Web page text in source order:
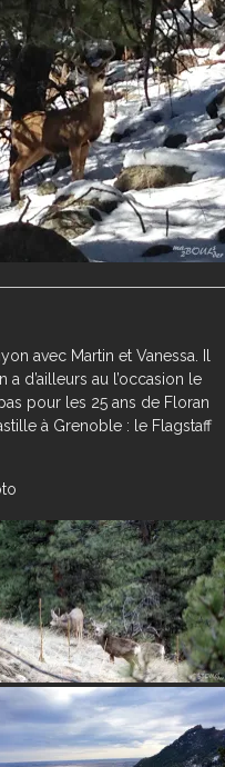
avec Martin et Vanessa. Il
d’ailleurs au l’occasion le
pour les 25 ans de Floran
à Grenoble : le Flagstaff